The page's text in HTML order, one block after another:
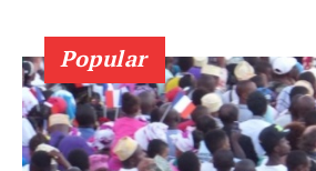
Popular